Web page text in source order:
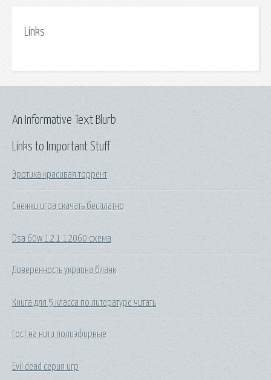
Links
Links to Important Stuff
Эротика красивая торрент
Снежки игра скачать бесплатно
Dsa 60w 12 1 12060 схема
Доверенность украина бланк
Книга для 5 класса по литературе читать
Гост на нити полиэфирные
Evil dead серия игр
An Informative Text Blurb